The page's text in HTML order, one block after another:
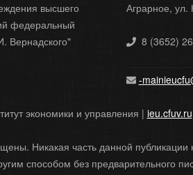
высшего
федеральный
Вернадского"
Аграрное, ул.
8 (3652)
-
экономики и управления | ieu.cfuv.ru
Никакая часть данной
способом без предварительного